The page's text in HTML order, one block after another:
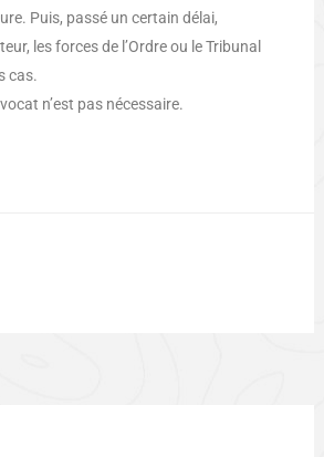
Puis, passé un certain délai,
les forces de l’Ordre ou le Tribunal
cas.
n’est pas nécessaire.